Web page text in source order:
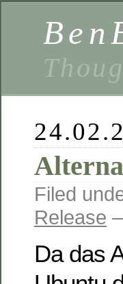
Filed
Release
Da das